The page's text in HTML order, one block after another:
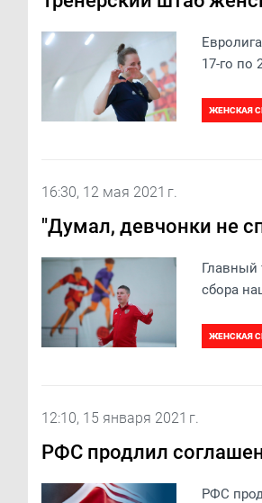
17-го по
ЖЕНСКАЯ
16:30, 12 мая 2021 г.
"Думал, девчонки не
​Главный
сбора
ЖЕНСКАЯ
12:10, 15 января 2021 г.
РФС продлил
РФС